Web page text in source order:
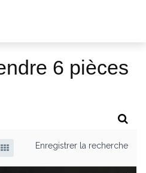
6 pièces
Enregistrer la recherche